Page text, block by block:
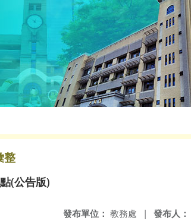
整
(公告版)
發布人：
發布單位： 教務處 |